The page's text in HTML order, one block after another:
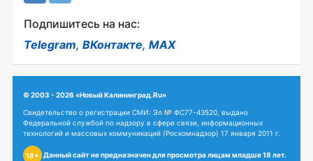
Подпишитесь на нас:
Telegram, ВКонтакте, MAX
© 2003 - 2026 «Новый Калининград.Ru»
Свидетельство о регистрации СМИ: Эл № ФС77-43520, выдано
Федеральной службой по надзору в сфере связи, информационных
технологий и массовых коммуникаций (Роскомнадзор) 17 января 2011 г.
18+ Данный сайт не предназначен для просмотра лицам младше 18 лет.